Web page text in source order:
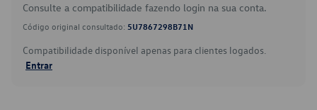
Consulte a compatibilidade fazendo login na sua conta.
Código original consultado: 5U7867298B71N
Compatibilidade disponível apenas para clientes logados.
Entrar